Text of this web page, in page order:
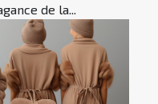
de la...